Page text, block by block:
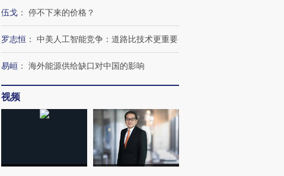
伍戈 ： 停不下来的价格？
罗志恒 ： 中美人工智能竞争：道路比技术更重要
易峘 ： 海外能源供给缺口对中国的影响
视频